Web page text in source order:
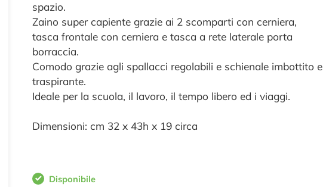
spazio.
Zaino super capiente grazie ai 2 scomparti con cerniera,
tasca frontale con cerniera e tasca a rete laterale porta
borraccia.
Comodo grazie agli spallacci regolabili e schienale imbottito e
traspirante.
Ideale per la scuola, il lavoro, il tempo libero ed i viaggi.
Dimensioni: cm 32 x 43h x 19 circa
Disponibile